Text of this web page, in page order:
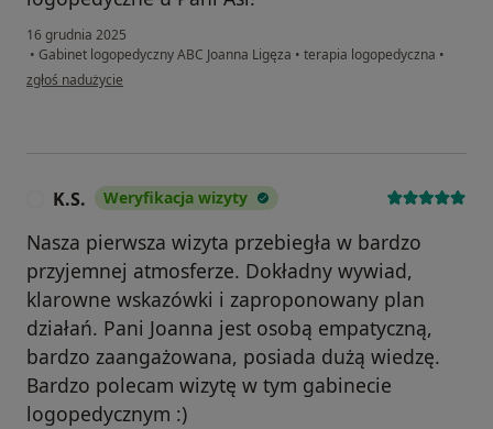
16 grudnia 2025
• Gabinet logopedyczny ABC Joanna Ligęza • terapia logopedyczna •
w opinii użytkownika Marcin
zgłoś nadużycie
K.S. Weryfikacja wizyty
Nasza pierwsza wizyta przebiegła w bardzo
przyjemnej atmosferze. Dokładny wywiad,
klarowne wskazówki i zaproponowany plan
działań. Pani Joanna jest osobą empatyczną,
bardzo zaangażowana, posiada dużą wiedzę.
Bardzo polecam wizytę w tym gabinecie
logopedycznym :)